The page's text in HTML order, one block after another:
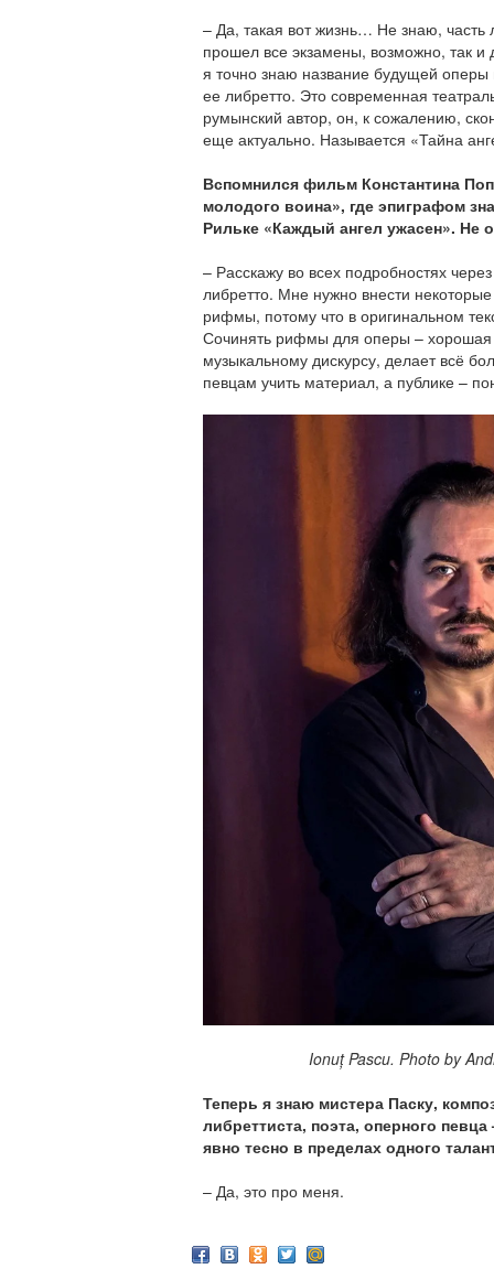
– Да, такая вот жизнь… Не знаю, часть
прошел все экзамены, возможно, так
я точно знаю название будущей оперы
ее либретто. Это современная
румынский автор, он, к сожалению,
еще актуально. Называется «Тайна
Вспомнился фильм Константина
молодого воина», где эпиграфом
Рильке «Каждый ангел ужасен». Не
– Расскажу во всех подробностях
либретто. Мне нужно внести
рифмы, потому что в оригинальном
Сочинять рифмы для оперы – хорошая
музыкальному дискурсу, делает всё
певцам учить материал, а публике –
Ionuț Pascu. Photo by
Теперь я знаю мистера Паску,
либреттиста, поэта, оперного
явно тесно в пределах одного
– Да, это про меня.